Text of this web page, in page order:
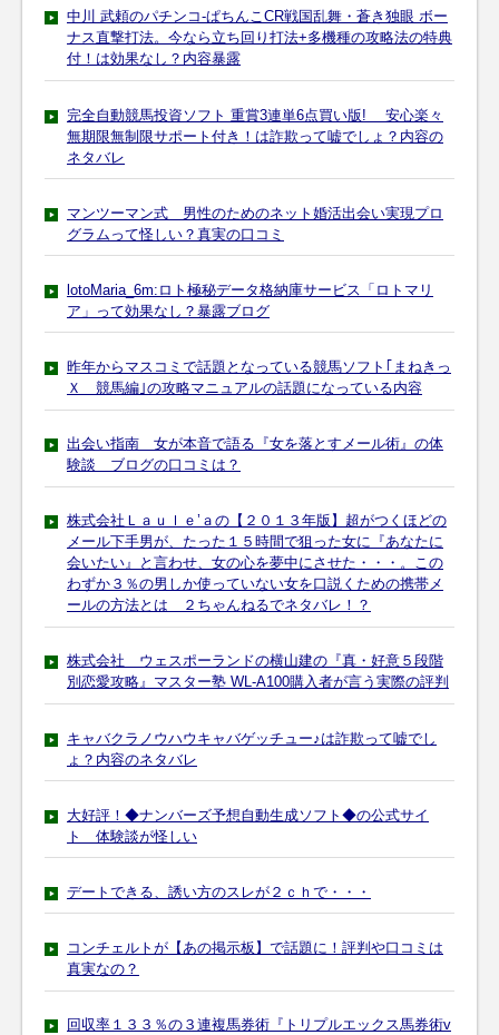
中川 武頼のパチンコ-ぱちんこCR戦国乱舞・蒼き独眼 ボー
ナス直撃打法。今なら立ち回り打法+多機種の攻略法の特典
付！は効果なし？内容暴露
完全自動競馬投資ソフト 重賞3連単6点買い版! 安心楽々
無期限無制限サポート付き！は詐欺って嘘でしょ？内容の
ネタバレ
マンツーマン式 男性のためのネット婚活出会い実現プロ
グラムって怪しい？真実の口コミ
lotoMaria_6m:ロト極秘データ格納庫サービス「ロトマリ
ア」って効果なし？暴露ブログ
昨年からマスコミで話題となっている競馬ソフト｢まねきっ
Ｘ 競馬編｣の攻略マニュアルの話題になっている内容
出会い指南 女が本音で語る『女を落とすメール術』の体
験談 ブログの口コミは？
株式会社Ｌａｕｌｅ’ａの【２０１３年版】超がつくほどの
メール下手男が、たった１５時間で狙った女に『あなたに
会いたい』と言わせ、女の心を夢中にさせた・・・。この
わずか３％の男しか使っていない女を口説くための携帯メ
ールの方法とは ２ちゃんねるでネタバレ！？
株式会社 ウェスポーランドの横山建の『真・好意５段階
別恋愛攻略』マスター塾 WL-A100購入者が言う実際の評判
キャバクラノウハウキャバゲッチュー♪は詐欺って嘘でし
ょ？内容のネタバレ
大好評！◆ナンバーズ予想自動生成ソフト◆の公式サイ
ト 体験談が怪しい
デートできる、誘い方のスレが２ｃｈで・・・
コンチェルトが【あの掲示板】で話題に！評判や口コミは
真実なの？
回収率１３３％の３連複馬券術『トリプルエックス馬券術v